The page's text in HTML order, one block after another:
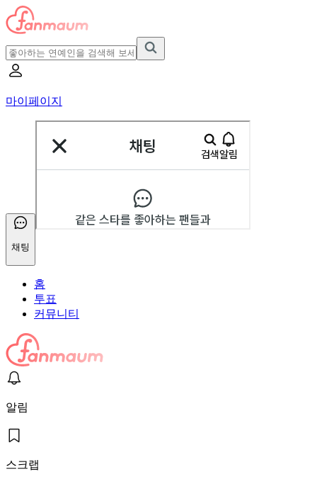
마이페이지
채팅
홈
투표
커뮤니티
알림
스크랩